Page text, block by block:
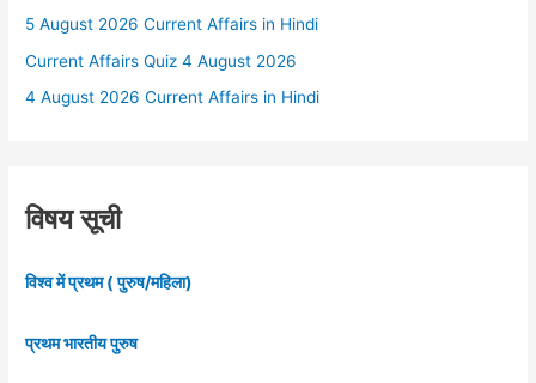
5 August 2026 Current Affairs in Hindi
Current Affairs Quiz 4 August 2026
4 August 2026 Current Affairs in Hindi
विषय सूची
विश्व में प्रथम ( पुरुष/महिला)
प्रथम भारतीय पुरुष